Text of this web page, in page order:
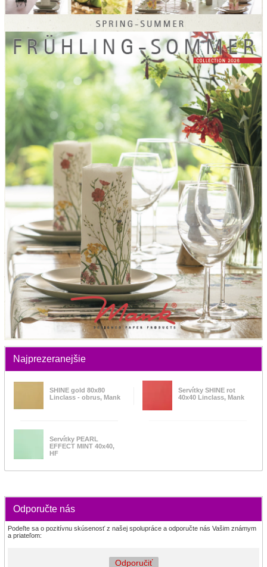
Najprezeranejšie
SHINE gold 80x80
Linclass - obrus, Mank
Servítky SHINE rot
40x40 Linclass, Mank
Servítky PEARL
EFFECT MINT 40x40,
HF
Odporučte nás
Podeľte sa o pozitívnu skúsenosť z našej spolupráce a odporučte nás Vašim známym
a priateľom:
Odporučiť